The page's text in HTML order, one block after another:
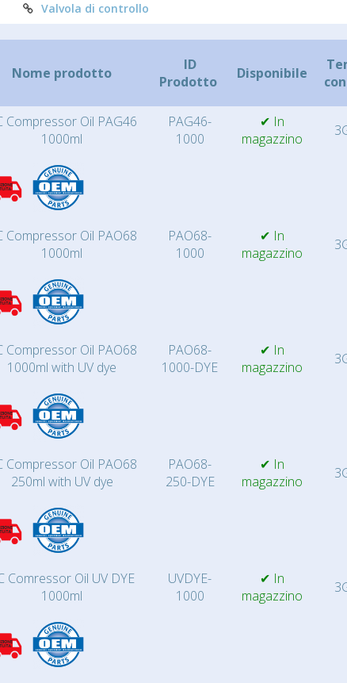
Valvola di controllo
Nome prodotto
ID
Prodotto
Disponibile
Compressor Oil PAG46
1000ml
PAG46-
1000
✔ In
magazzino
Compressor Oil PAO68
1000ml
PAO68-
1000
✔ In
magazzino
Compressor Oil PAO68
1000ml with UV dye
PAO68-
1000-DYE
✔ In
magazzino
Compressor Oil PAO68
250ml with UV dye
PAO68-
250-DYE
✔ In
magazzino
Comressor Oil UV DYE
1000ml
UVDYE-
1000
✔ In
magazzino